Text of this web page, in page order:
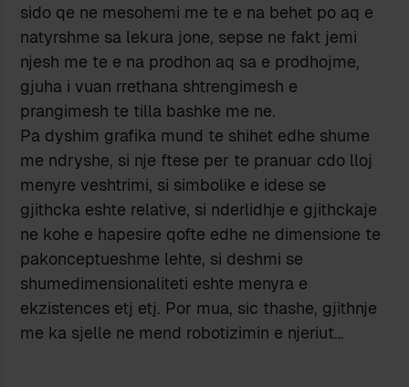
sido qe ne mesohemi me te e na behet po aq e
natyrshme sa lekura jone, sepse ne fakt jemi
njesh me te e na prodhon aq sa e prodhojme,
gjuha i vuan rrethana shtrengimesh e
prangimesh te tilla bashke me ne.
Pa dyshim grafika mund te shihet edhe shume
me ndryshe, si nje ftese per te pranuar cdo lloj
menyre veshtrimi, si simbolike e idese se
gjithcka eshte relative, si nderlidhje e gjithckaje
ne kohe e hapesire qofte edhe ne dimensione te
pakonceptueshme lehte, si deshmi se
shumedimensionaliteti eshte menyra e
ekzistences etj etj. Por mua, sic thashe, gjithnje
me ka sjelle ne mend robotizimin e njeriut…